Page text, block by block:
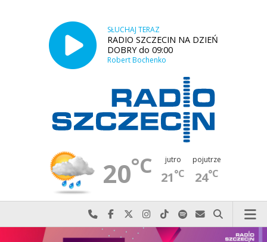
SŁUCHAJ TERAZ
RADIO SZCZECIN NA DZIEŃ
DOBRY do 09:00
Robert Bochenko
20°C jutro
21°C
pojutrze
24°C
Najlepiej po prostu do nas zadzwoń
Odwiedź nas na Facebook-u
Odwiedź nas na X
Odwiedź nas na Instagram-ie
Odwiedź nas na TikTok-u
Szukaj nas na Spotify
Wyślij do nas
Szukaj